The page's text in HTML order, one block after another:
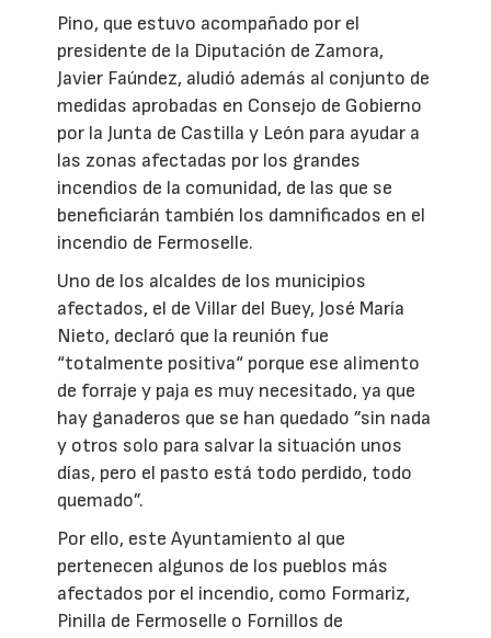
Pino, que estuvo acompañado por el
presidente de la Diputación de Zamora,
Javier Faúndez, aludió además al conjunto de
medidas aprobadas en Consejo de Gobierno
por la Junta de Castilla y León para ayudar a
las zonas afectadas por los grandes
incendios de la comunidad, de las que se
beneficiarán también los damnificados en el
incendio de Fermoselle.
Uno de los alcaldes de los municipios
afectados, el de Villar del Buey, José María
Nieto, declaró que la reunión fue
“totalmente positiva“ porque ese alimento
de forraje y paja es muy necesitado, ya que
hay ganaderos que se han quedado ”sin nada
y otros solo para salvar la situación unos
días, pero el pasto está todo perdido, todo
quemado”.
Por ello, este Ayuntamiento al que
pertenecen algunos de los pueblos más
afectados por el incendio, como Formariz,
Pinilla de Fermoselle o Fornillos de